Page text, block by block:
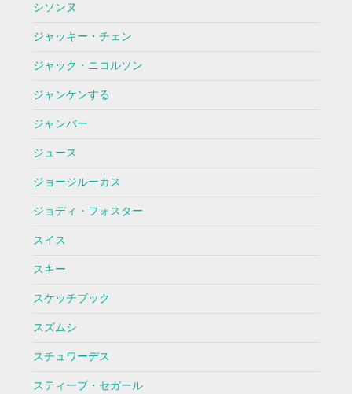
シソンヌ
ジャッキー・チェン
ジャック・ニコルソン
ジャンケンする
ジャンバー
ジュース
ジョージルーカス
ジョディ・フォスター
スイス
スキー
スケッチブック
スズムシ
スチュワーデス
スティーブ・セガール